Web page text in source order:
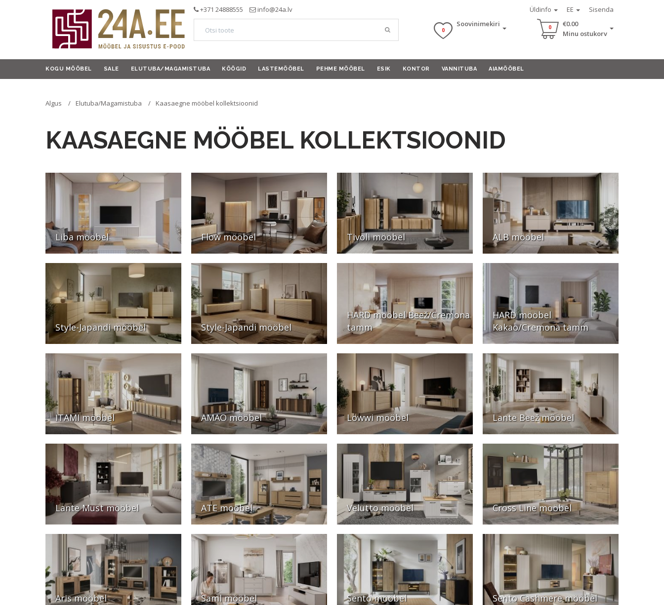
Üldinfo EE Sisenda
+371 24888555 info@24a.lv
0
Soovinimekiri 0
€0.00
Minu ostukorv
KOGU MÖÖBEL SALE ELUTUBA/MAGAMISTUBA KÖÖGID LASTEMÖÖBEL PEHME MÖÖBEL ESIK KONTOR VANNITUBA AIAMÖÖBEL
Algus Elutuba/Magamistuba Kaasaegne mööbel kollektsioonid
KAASAEGNE MÖÖBEL KOLLEKTSIOONID
Liba mööbel Flow mööbel Tivoli mööbel ALB mööbel
Style-Japandi mööbel Style-Japandi mööbel
HARD mööbel Beež/Cremona
tamm
HARD mööbel
Kakao/Cremona tamm
ITAMI mööbel AMAO mööbel Lowwi mööbel Lante Beež mööbel
Lante Must mööbel ATE mööbel Velutto mööbel Cross Line mööbel
Aris mööbel Saml mööbel Sento mööbel Sento Cashmere mööbel